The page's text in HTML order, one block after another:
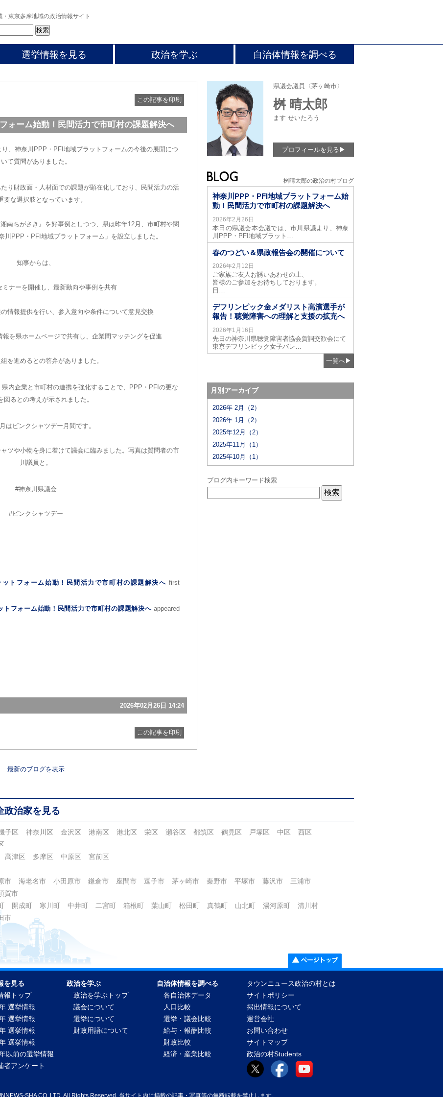
・東京多摩地域の政治情報サイト
選挙情報を見る 政治を学ぶ 自治体情報を調べる
この記事を印刷
ォーム始動！民間活力で市町村の課題解決へ
、神奈川PPP・PFI地域プラットフォームの今後の展開につ
いて質問がありました。
り財政面・人材面での課題が顕在化しており、民間活力の活
要な選択肢となっています。
南ちがさき』を好事例としつつ、県は昨年12月、市町村や関
川PPP・PFI地域プラットフォーム」を設立しました。
知事からは、
ミナーを開催し、最新動向や事例を共有
情報提供を行い、参入意向や条件について意見交換
報を県ホームページで共有し、企業間マッチングを促進
を進めるとの答弁がありました。
内企業と市町村の連携を強化することで、PPP・PFIの更な
図るとの考えが示されました。
はピンクシャツデー月間です。
ツや小物を身に着けて議会に臨みました。写真は質問者の市
川議員と。
#神奈川県議会
#ピンクシャツデー
トフォーム始動！民間活力で市町村の課題解決へ first
トフォーム始動！民間活力で市町村の課題解決へappeared
2026年02月26日 14:24
この記事を印刷
最新のブログを表示
県議会議員〈茅ヶ崎市〉
桝 晴太郎
ます せいたろう
プロフィールを見る ▶
桝晴太郎の政治の村ブログ
神奈川PPP・PFI地域プラットフォーム始
動！民間活力で市町村の課題解決へ
2026年2月26日
本日の県議会本会議では、市川県議より、神奈
川PPP・PFI地域プラット…
春のつどい＆県政報告会の開催について
2026年2月12日
ご家族ご友人お誘いあわせの上、
皆様のご参加をお待ちしております。
日…
デフリンピック金メダリスト高濱選手が
報告！聴覚障害への理解と支援の拡充へ
2026年1月16日
先日の神奈川県聴覚障害者協会賀詞交歓会にて
東京デフリンピック女子バレ…
一覧へ▶
月別アーカイブ
2026年 2月（2）
2026年 1月（2）
2025年12月（2）
2025年11月（1）
2025年10月（1）
ブログ内キーワード検索
政治家を見る
子区 神奈川区 金沢区 港南区 港北区 栄区 瀬谷区 都筑区 鶴見区 戸塚区 中区
西区
高津区 多摩区 中原区
宮前区
市 海老名市 小田原市 鎌倉市 座間市 逗子市 茅ヶ崎市 秦野市 平塚市 藤沢市
三浦市
賀市
開成町 寒川町 中井町 二宮町 箱根町 葉山町 松田町 真鶴町 山北町 湯河原町
清川村
市
を見る
報トップ
選挙情報
選挙情報
選挙情報
選挙情報
以前の選挙情報
者アンケート
政治を学ぶ
政治を学ぶトップ
議会について
選挙について
財政用語について
自治体情報を調べる
各自治体データ
人口比較
選挙・議会比較
給与・報酬比較
財政比較
経済・産業比較
タウンニュース政治の村とは
サイトポリシー
掲出情報について
運営会社
お問い合わせ
サイトマップ
政治の村Students
SHA CO.,LTD. All Rights Reserved. 当サイト内に掲載の記事・写真等の無断転載を禁止します。